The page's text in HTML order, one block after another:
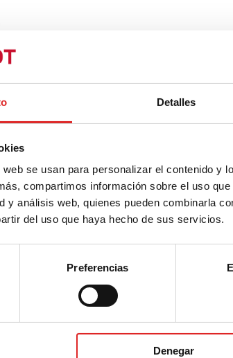
Detalles
se usan para personalizar el contenido y
compartimos información sobre el uso
y análisis web, quienes pueden combinarla
del uso que haya hecho de sus servicios.
Preferencias
Denegar
para-SAHARA-III
SAHARA-TSC